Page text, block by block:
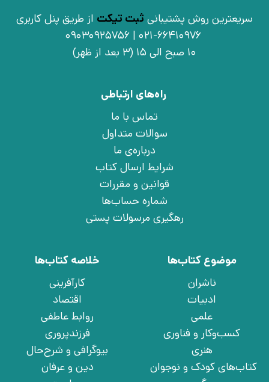
سریعترین روش پشتیبانی ثبت تیکت از طریق پنل کاربری
021-66410976 | 09030925756
10 صبح الی 15 (3 بعد از ظهر)
راه‌های ارتباطی
تماس با ما
سوالات متداول
درباره‌ی ما
شرایط ارسال کتاب
قوانین و مقررات
شماره حساب‌ها
رهگیری مرسولات پستی
موضوع کتاب‌ها
ناشران
ادبیات
علمی
کسب‌وکار و فناوری
هنری
کتاب‌های کودک و نوجوان
خلاصه کتاب‌ها
کارآفرینی
اقتصاد
روابط عاطفی
فرزندپروری
بیوگرافی و شرح‌حال
دین و عرفان